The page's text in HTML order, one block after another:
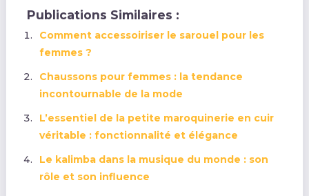
Publications Similaires :
Comment accessoiriser le sarouel pour les
femmes ?
Chaussons pour femmes : la tendance
incontournable de la mode
L’essentiel de la petite maroquinerie en cuir
véritable : fonctionnalité et élégance
Le kalimba dans la musique du monde : son
rôle et son influence